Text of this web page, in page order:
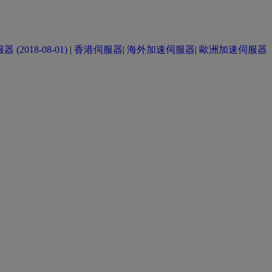
(2018-08-01) | 香港伺服器| 海外加速伺服器| 歐洲加速伺服器